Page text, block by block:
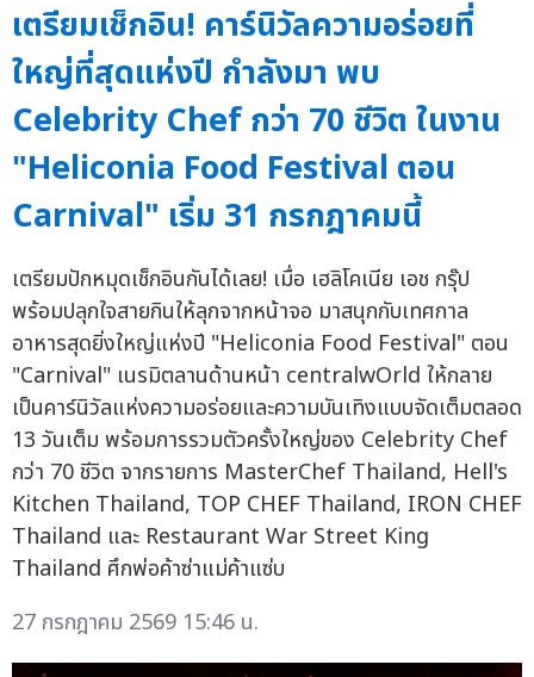
เตรียมเช็กอิน! คาร์นิวัลความอร่อยที่
ใหญ่ที่สุดแห่งปี กำลังมา พบ
Celebrity Chef กว่า 70 ชีวิต ในงาน
"Heliconia Food Festival ตอน
Carnival" เริ่ม 31 กรกฎาคมนี้
เตรียมปักหมุดเช็กอินกันได้เลย! เมื่อ เฮลิโคเนีย เอช กรุ๊ป
พร้อมปลุกใจสายกินให้ลุกจากหน้าจอ มาสนุกกับเทศกาล
อาหารสุดยิ่งใหญ่แห่งปี "Heliconia Food Festival" ตอน
"Carnival" เนรมิตลานด้านหน้า centralwOrld ให้กลาย
เป็นคาร์นิวัลแห่งความอร่อยและความบันเทิงแบบจัดเต็มตลอด
13 วันเต็ม พร้อมการรวมตัวครั้งใหญ่ของ Celebrity Chef
กว่า 70 ชีวิต จากรายการ MasterChef Thailand, Hell's
Kitchen Thailand, TOP CHEF Thailand, IRON CHEF
Thailand และ Restaurant War Street King
Thailand ศึกพ่อค้าซ่าแม่ค้าแซ่บ
27 กรกฎาคม 2569 15:46 น.